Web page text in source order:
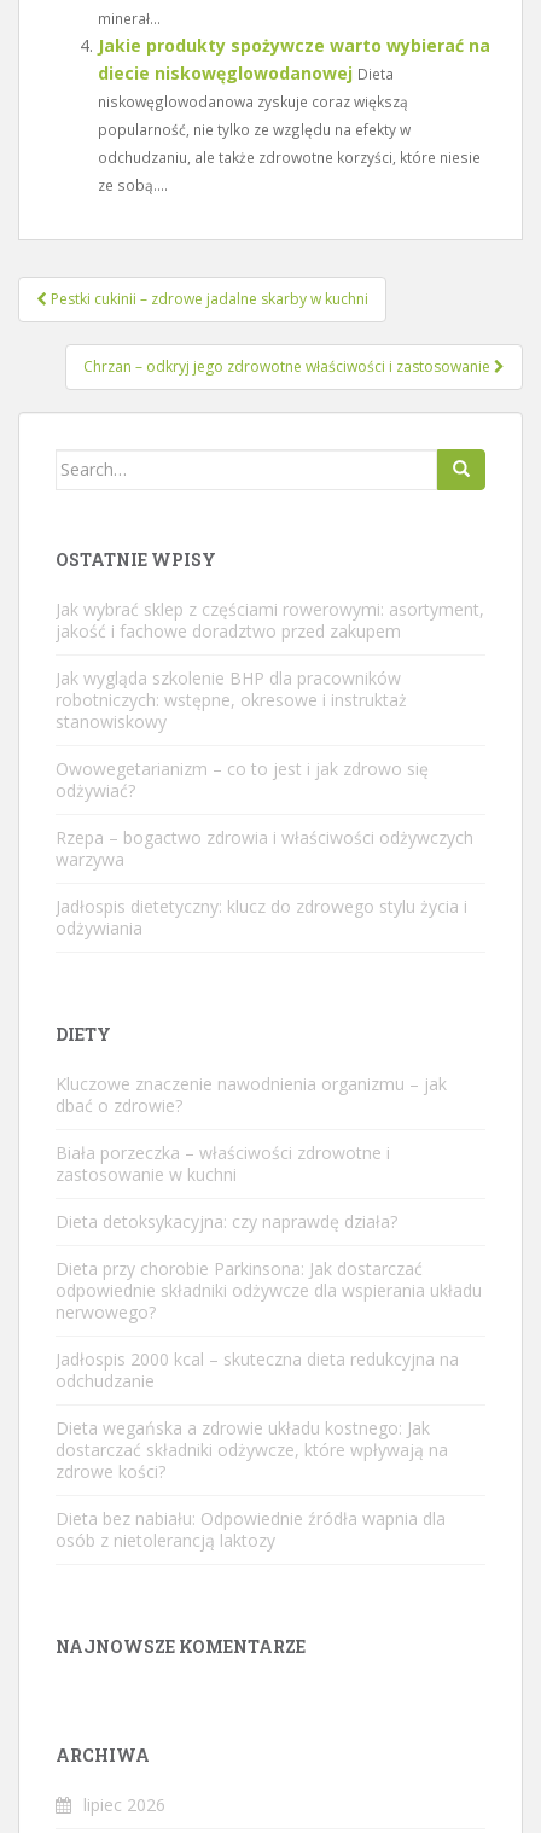
minerał...
Jakie produkty spożywcze warto wybierać na
diecie niskowęglowodanowej Dieta
niskowęglowodanowa zyskuje coraz większą
popularność, nie tylko ze względu na efekty w
odchudzaniu, ale także zdrowotne korzyści, które niesie
ze sobą....
Nawigacja
wpisu
Pestki cukinii – zdrowe jadalne skarby w kuchni
Chrzan – odkryj jego zdrowotne właściwości i zastosowanie
Search
OSTATNIE WPISY
Jak wybrać sklep z częściami rowerowymi: asortyment,
jakość i fachowe doradztwo przed zakupem
Jak wygląda szkolenie BHP dla pracowników
robotniczych: wstępne, okresowe i instruktaż
stanowiskowy
Owowegetarianizm – co to jest i jak zdrowo się
odżywiać?
Rzepa – bogactwo zdrowia i właściwości odżywczych
warzywa
Jadłospis dietetyczny: klucz do zdrowego stylu życia i
odżywiania
DIETY
Kluczowe znaczenie nawodnienia organizmu – jak
dbać o zdrowie?
Biała porzeczka – właściwości zdrowotne i
zastosowanie w kuchni
Dieta detoksykacyjna: czy naprawdę działa?
Dieta przy chorobie Parkinsona: Jak dostarczać
odpowiednie składniki odżywcze dla wspierania układu
nerwowego?
Jadłospis 2000 kcal – skuteczna dieta redukcyjna na
odchudzanie
Dieta wegańska a zdrowie układu kostnego: Jak
dostarczać składniki odżywcze, które wpływają na
zdrowe kości?
Dieta bez nabiału: Odpowiednie źródła wapnia dla
osób z nietolerancją laktozy
NAJNOWSZE KOMENTARZE
ARCHIWA
lipiec 2026